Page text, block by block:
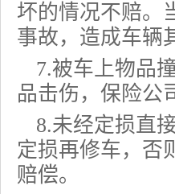
坏的情况不赔。
事故，造成车辆
7.被车上物品
品击伤，保险公
8.未经定损直
定损再修车，否
赔偿。